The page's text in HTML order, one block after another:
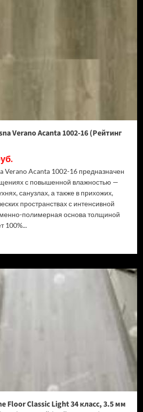
Verano Acanta 1002-16 (Рейтинг
Verano Acanta 1002-16 предназначен
с повышенной влажностью —
санузлах, а также в прихожих,
пространствах с интенсивной
полимерная основа толщиной
100%...
Floor Classic Light 34 класс, 3.5 мм